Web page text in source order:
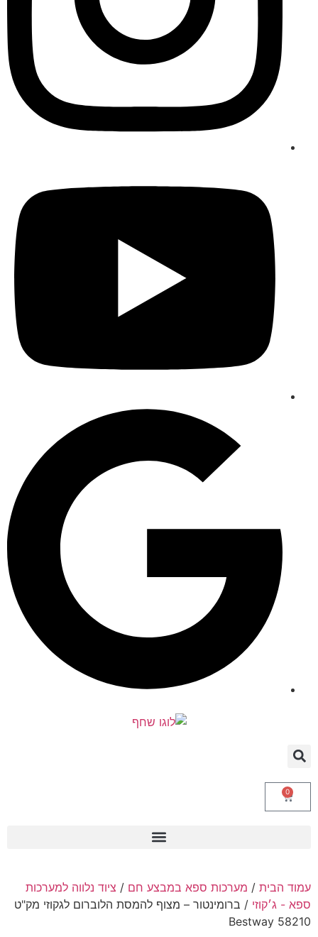
0
עמוד הבית / מערכות ספא במבצע חם / ציוד נלווה למערכות
ספא - ג׳קוזי / ברומינטור – מצוף להמסת הלוברום לגקוזי מק"ט
58210 Bestway